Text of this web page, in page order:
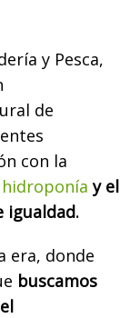
y Pesca,
de
con la
hidroponía y el
igualdad.
era, donde
buscamos